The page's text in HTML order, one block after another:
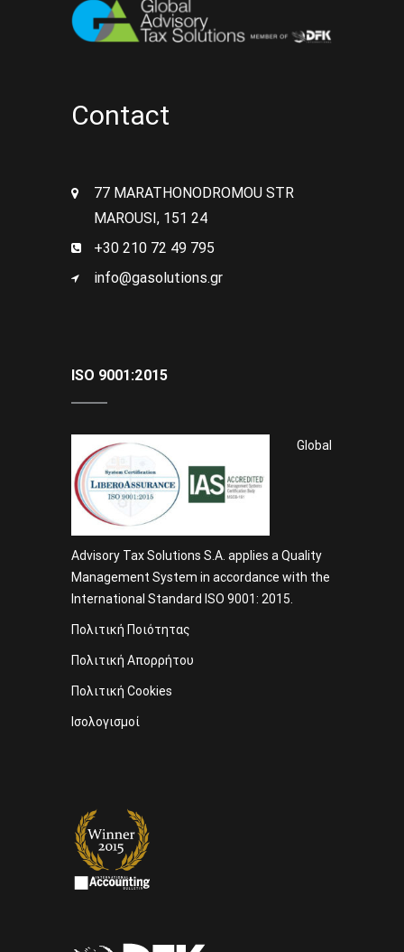
Contact
77 MARATHONODROMOU STR
MAROUSI, 151 24
+30 210 72 49 795
info@gasolutions.gr
ISO 9001:2015
Global
Advisory Tax Solutions S.A. applies a Quality
Management System in accordance with the
International Standard ISO 9001: 2015.
Πολιτική Ποιότητας
Πολιτική Απορρήτου
Πολιτική Cookies
Ισολογισμοί